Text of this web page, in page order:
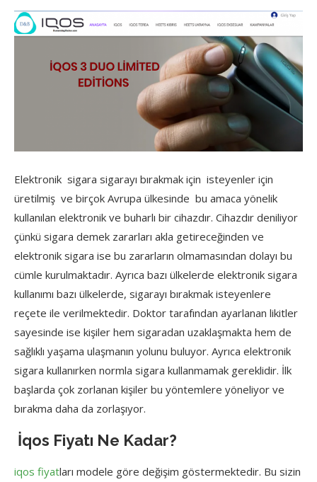
Elektronik sigara sigarayı bırakmak için isteyenler için
üretilmiş ve birçok Avrupa ülkesinde bu amaca yönelik
kullanılan elektronik ve buharlı bir cihazdır. Cihazdır deniliyor
çünkü sigara demek zararları akla getireceğinden ve
elektronik sigara ise bu zararların olmamasından dolayı bu
cümle kurulmaktadır. Ayrıca bazı ülkelerde elektronik sigara
kullanımı bazı ülkelerde, sigarayı bırakmak isteyenlere
reçete ile verilmektedir. Doktor tarafından ayarlanan likitler
sayesinde ise kişiler hem sigaradan uzaklaşmakta hem de
sağlıklı yaşama ulaşmanın yolunu buluyor. Ayrıca elektronik
sigara kullanırken normla sigara kullanmamak gereklidir. İlk
başlarda çok zorlanan kişiler bu yöntemlere yöneliyor ve
bırakma daha da zorlaşıyor.
İqos Fiyatı Ne Kadar?
iqos fiyatları modele göre değişim göstermektedir. Bu sizin